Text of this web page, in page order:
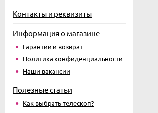
Контакты и реквизиты
Информация о магазине
Гарантии и возврат
Политика конфиденциальности
Наши вакансии
Полезные статьи
Как выбрать телескоп?